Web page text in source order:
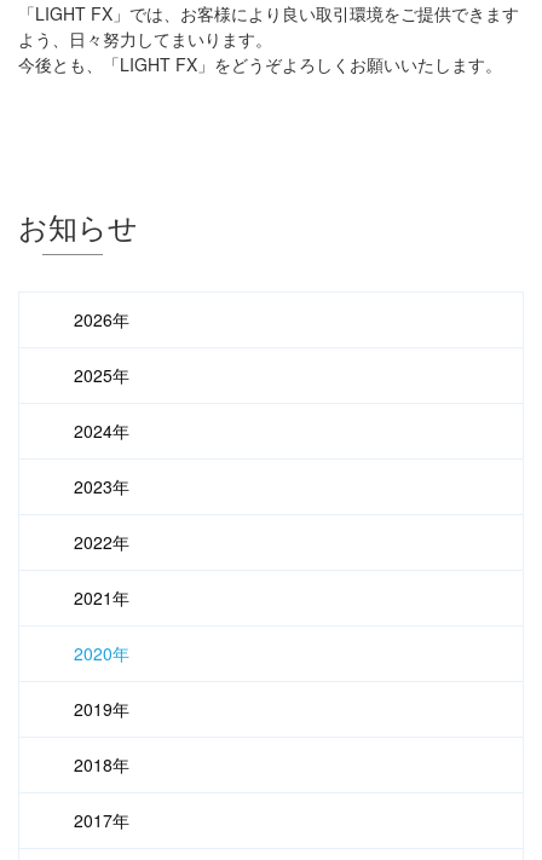
「LIGHT FX」では、お客様により良い取引環境をご提供できます
よう、日々努力してまいります。
今後とも、「LIGHT FX」をどうぞよろしくお願いいたします。
お知らせ
2026年
2025年
2024年
2023年
2022年
2021年
2020年
2019年
2018年
2017年